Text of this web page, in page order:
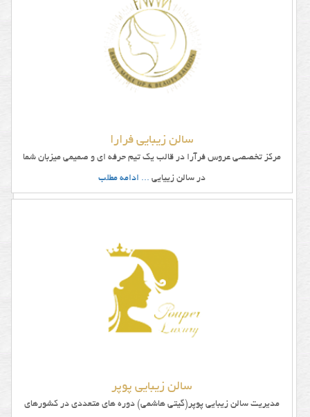
سالن زیبایی فرارا
مرکز تخصصی عروس فرآرا در قالب یک تیم حرفه ای و صمیمی میزبان شما
در سالن زییایی ... ادامه مطلب
سالن زیبایی پوپر
مدیریت سالن زیبایی پوپر(گیتی هاشمی) دوره های متعددی در کشورهای